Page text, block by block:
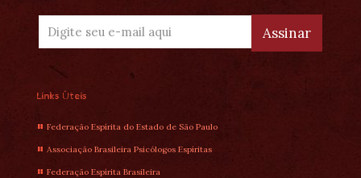
Links Úteis
Federação Espírita do Estado de São Paulo
Associação Brasileira Psicólogos Espíritas
Federação Espírita Brasileira